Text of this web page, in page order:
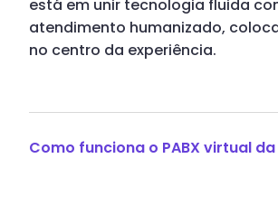
está em unir tecnologia fluida
atendimento humanizado,
no centro da experiência.
Como funciona o PABX virtual